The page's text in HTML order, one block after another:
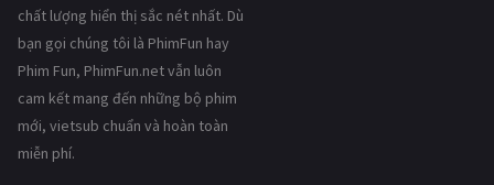
chất lượng hiển thị sắc nét nhất. Dù
bạn gọi chúng tôi là PhimFun hay
Phim Fun, PhimFun.net vẫn luôn
cam kết mang đến những bộ phim
mới, vietsub chuẩn và hoàn toàn
miễn phí.